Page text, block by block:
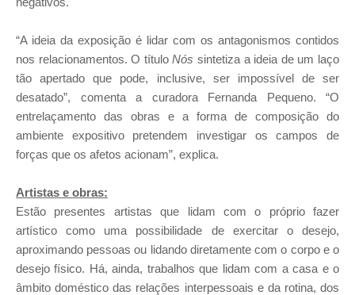
“A ideia da exposição é lidar com os antagonismos contidos
nos relacionamentos. O títuloNós sintetiza a ideia de um laço
tão apertado que pode, inclusive, ser impossível de ser
desatado”, comenta a curadora Fernanda Pequeno. “O
entrelaçamento das obras e a forma de composição do
ambiente expositivo pretendem investigar os campos de
forças que os afetos acionam”, explica.
Artistas e obras:
Estão presentes artistas que lidam com o próprio fazer
artístico como uma possibilidade de exercitar o desejo,
aproximando pessoas ou lidando diretamente com o corpo e o
desejo físico. Há, ainda, trabalhos que lidam com a casa e o
âmbito doméstico das relações interpessoais e da rotina, dos